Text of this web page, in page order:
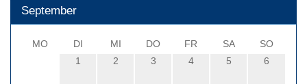
September
MO DI MI DO FR SA
SO
1
2 3 4 5 6